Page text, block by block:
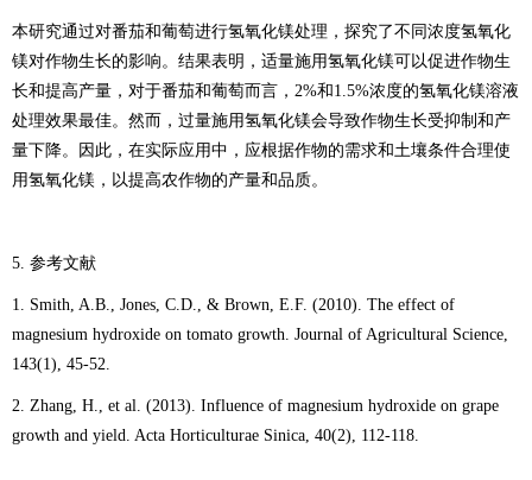
本研究通过对番茄和葡萄进行氢氧化镁处理，探究了不同浓度氢氧化
镁对作物生长的影响。结果表明，适量施用氢氧化镁可以促进作物生
长和提高产量，对于番茄和葡萄而言，2%和1.5%浓度的氢氧化镁溶液
处理效果最佳。然而，过量施用氢氧化镁会导致作物生长受抑制和产
量下降。因此，在实际应用中，应根据作物的需求和土壤条件合理使
用氢氧化镁，以提高农作物的产量和品质。
5. 参考文献
1. Smith, A.B., Jones, C.D., & Brown, E.F. (2010). The effect of
magnesium hydroxide on tomato growth. Journal of Agricultural Science,
143(1), 45-52.
2. Zhang, H., et al. (2013). Influence of magnesium hydroxide on grape
growth and yield. Acta Horticulturae Sinica, 40(2), 112-118.